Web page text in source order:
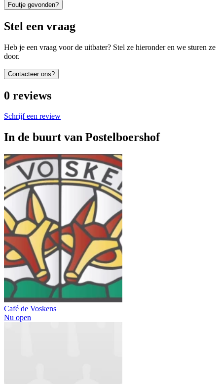
Foutje gevonden?
Stel een vraag
Heb je een vraag voor de uitbater? Stel ze hieronder en we sturen ze
door.
Contacteer ons?
0 reviews
Schrijf een review
In de buurt van Postelboershof
Café de Voskens
Nu open